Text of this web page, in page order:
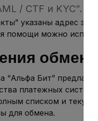
/ CTF и KYC”.
указаны адрес
помощи можно
обмена
“Альфа Бит”
платежных систем
списком и
для обмена.